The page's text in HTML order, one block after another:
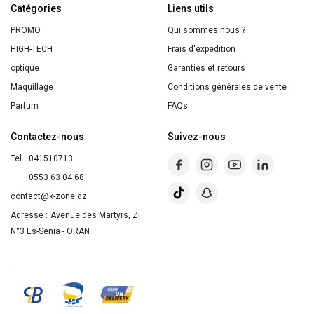
Prés
&
Bruyère
390ml
Catégories
PROMO
HIGH-TECH
optique
Maquillage
Parfum
Liens utils
Qui sommes nous ?
Frais d'expedition
Garanties et retours
Conditions générales de vente
FAQs
Contactez-nous
Tel : 041510713
0553 63 04 68
contact@k-zone.dz
Adresse : Avenue des Martyrs, ZI
N°3 Es-Senia - ORAN
Suivez-nous